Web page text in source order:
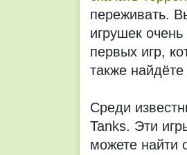
переживать.
игрушек
первых игр,
также
Среди
Tanks. Эти
можете найти